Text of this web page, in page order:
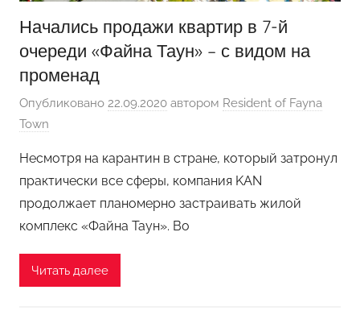
Начались продажи квартир в 7-й
очереди «Файна Таун» – с видом на
променад
Опубликовано 22.09.2020 автором Resident of Fayna
Town
Несмотря на карантин в стране, который затронул
практически все сферы, компания KAN
продолжает планомерно застраивать жилой
комплекс «Файна Таун». Во
Читать далее